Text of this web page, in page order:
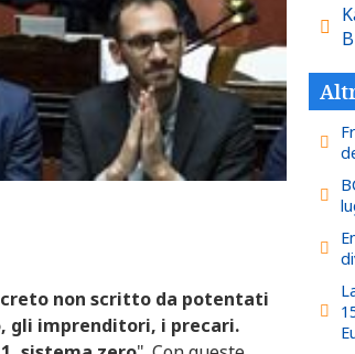
non scritto da potentati
gli imprenditori, i precari.